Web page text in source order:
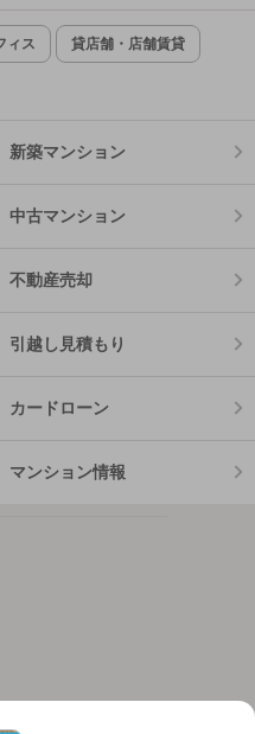
ィス 貸店舗・店舗賃貸
新築マンション
中古マンション
不動産売却
引越し見積もり
カードローン
マンション情報